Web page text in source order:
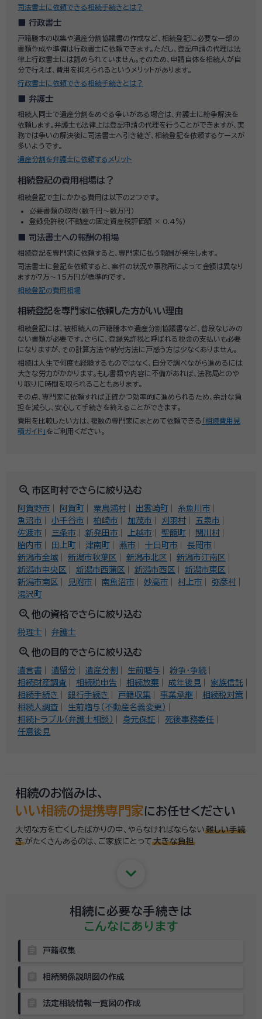
司法書士に依頼できる相続手続きとは？
行政書士
戸籍謄本の収集や遺産分割協議書の作成など、相続登記に必要な一部の
書類作成や準備は行政書士に依頼できます。ただし、登記申請の代理は法
律上行政書士には認められていません。そのため、申請自体を相続人が自
分で行えば、費用を抑えられるというメリットがあります。
行政書士に依頼できる相続手続きとは？
弁護士
相続人同士で遺産分割をめぐる争いがある場合は、弁護士に紛争解決を
依頼します。弁護士も法律上は登記申請の代理を行うことができますが、実
務では争いの解決後に司法書士へ引き継ぎ、相続登記を依頼するケースが
多いようです。
遺産分割を弁護士に依頼するメリット
相続登記の費用相場は？
相続登記で主にかかる費用は以下の2つです。
必要書類の取得（数千円～数万円）
登録免許税（不動産の固定資産税評価額 × 0.4％）
司法書士への報酬の相場
相続登記を専門家に依頼すると、専門家に払う報酬が発生します。
司法書士に登記を依頼すると、案件の状況や事務所によって金額は異なり
ますが7万～15万円が標準的です。
相続登記の費用相場
相続登記を専門家に依頼した方がいい理由
相続登記には、被相続人の戸籍謄本や遺産分割協議書など、普段なじみの
ない書類が必要です。さらに、登録免許税と呼ばれる税金の支払いも必要
になりますが、その計算方法や納付方法に戸惑う方は少なくありません。
相続は人生で何度も経験するものではなく、自分で調べながら進めるには
大きな労力がかかります。もし書類や内容に不備があれば、法務局とのや
り取りに時間を取られることもあります。
その点、専門家に依頼すれば正確かつ効率的に進められるため、余計な負
担を減らし、安心して手続きを終えることができます。
費用を比較したい方は、複数の専門家にまとめて依頼できる 「相続費用見
積ガイド」 をご利用ください。
zoom_in 市区町村でさらに絞り込む
阿賀野市 阿賀町 粟島浦村 出雲崎町
糸魚川市
魚沼市
小千谷市 柏崎市 加茂市 刈羽村
五泉市
佐渡市
三条市 新発田市 上越市 聖籠町
関川村
胎内市
田上町 津南町 燕市 十日町市
長岡市
新潟市全域
新潟市秋葉区 新潟市北区
新潟市江南区
新潟市中央区
新潟市西蒲区 新潟市西区
新潟市東区
新潟市南区
見附市 南魚沼市 妙高市 村上市
弥彦村
湯沢町
zoom_in 他の資格でさらに絞り込む
税理士 弁護士
zoom_in 他の目的でさらに絞り込む
遺言書 遺留分 遺産分割 生前贈与
紛争・争続
相続財産調査
相続税申告 相続放棄 成年後見
家族信託
相続手続き
銀行手続き 戸籍収集 事業承継
相続税対策
相続人調査
生前贈与（不動産名義変更）
相続トラブル（弁護士相談）
身元保証
死後事務委任
任意後見
相続のお悩みは、
いい相続の提携専門家にお任せください
大切な方を亡くしたばかりの中、やらなければならない 難しい手続
き がたくさんあるのは、 ご家族にとって 大きな負担
keyboard_arrow_down
相続に必要な手続きは
こんなにあります
戸籍収集
相続関係説明図の作成
法定相続情報一覧図の作成